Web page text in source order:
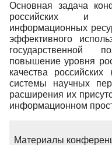
Основная задача
российских и
информационных
эффективного
государственной
повышение уровня
качества российских
системы научных
расширения их
информационном
Материалы